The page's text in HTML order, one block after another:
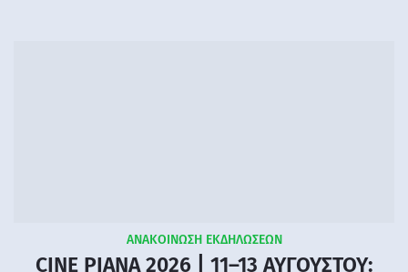
ΑΝΑΚΟΙΝΩΣΗ ΕΚΔΗΛΩΣΕΩΝ
CINE PIANA 2026 | 11–13 ΑΥΓΟΥΣΤΟΥ: